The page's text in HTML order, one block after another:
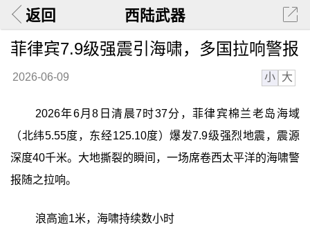
返回 西陆武器
菲律宾7.9级强震引海啸，多国拉响警报
2026-06-09 小 大
2026年6月8日清晨7时37分，菲律宾棉兰老岛海域
（北纬5.55度，东经125.10度）爆发7.9级强烈地震，震源
深度40千米。大地撕裂的瞬间，一场席卷西太平洋的海啸警
报随之拉响。
浪高逾1米，海啸持续数小时